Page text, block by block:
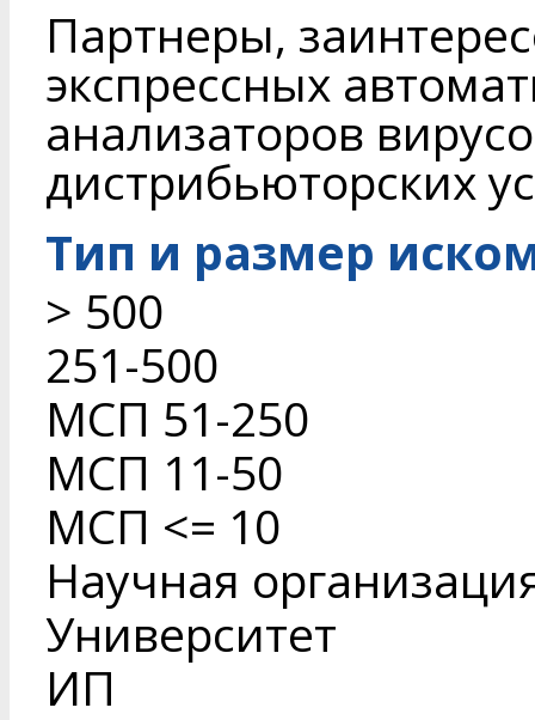
Партнеры,
экспрессных
анализаторов
дистрибьюторских
Тип и размер
> 500
251-500
МСП 51-250
МСП 11-50
МСП <= 10
Научная
Университет
ИП